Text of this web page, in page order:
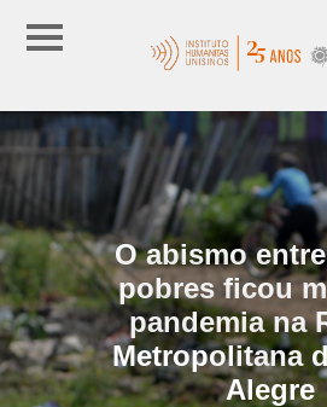
O abismo
pobres ficou
pandemia na
Metropolitana
Alegre